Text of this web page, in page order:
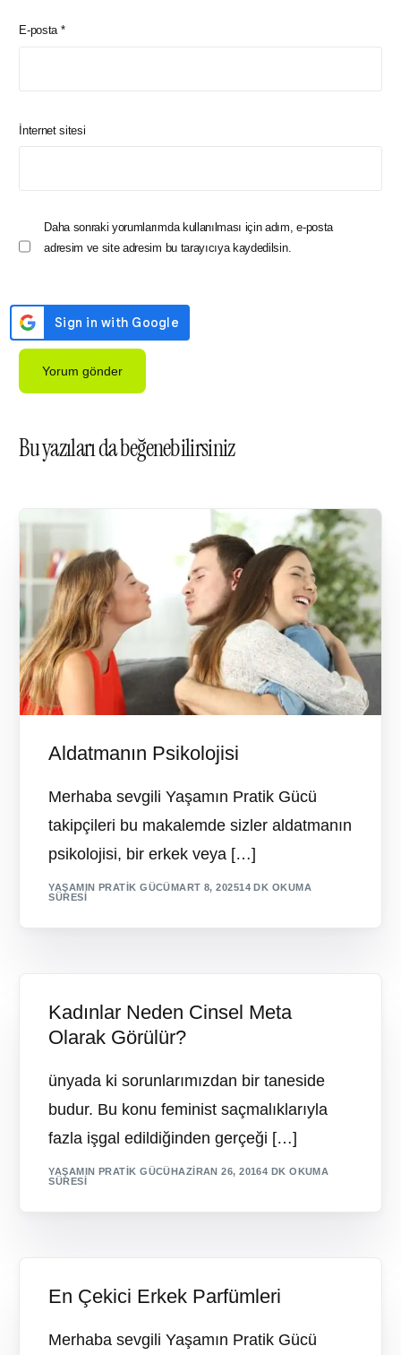
E-posta *
İnternet sitesi
Daha sonraki yorumlarımda kullanılması için adım, e-posta
adresim ve site adresim bu tarayıcıya kaydedilsin.
Bu yazıları da beğenebilirsiniz
Aldatmanın Psikolojisi
Merhaba sevgili Yaşamın Pratik Gücü
takipçileri bu makalemde sizler aldatmanın
psikolojisi, bir erkek veya […]
YAŞAMIN PRATIK GÜCÜMART 8, 202514 DK OKUMA
SÜRESI
Kadınlar Neden Cinsel Meta
Olarak Görülür?
ünyada ki sorunlarımızdan bir taneside
budur. Bu konu feminist saçmalıklarıyla
fazla işgal edildiğinden gerçeği […]
YAŞAMIN PRATIK GÜCÜHAZIRAN 26, 20164 DK OKUMA
SÜRESI
En Çekici Erkek Parfümleri
Merhaba sevgili Yaşamın Pratik Gücü